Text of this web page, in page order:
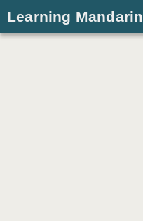
Learning Mandarin